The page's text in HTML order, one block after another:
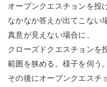
オープンクエスチョンを投
なかなか答えが出てこない
真意が見えない場合に、
クローズドクエスチョンを
範囲を狭める。様子を伺う。
その後にオープンクエスチ